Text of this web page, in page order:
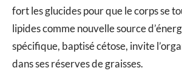
fort les glucides pour que le corps se
lipides comme nouvelle source
spécifique, baptisé cétose, invite
dans ses réserves de graisses.